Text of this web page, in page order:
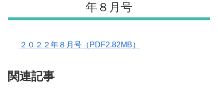
年８月号
２０２２年８月号（PDF2.82MB）
関連記事